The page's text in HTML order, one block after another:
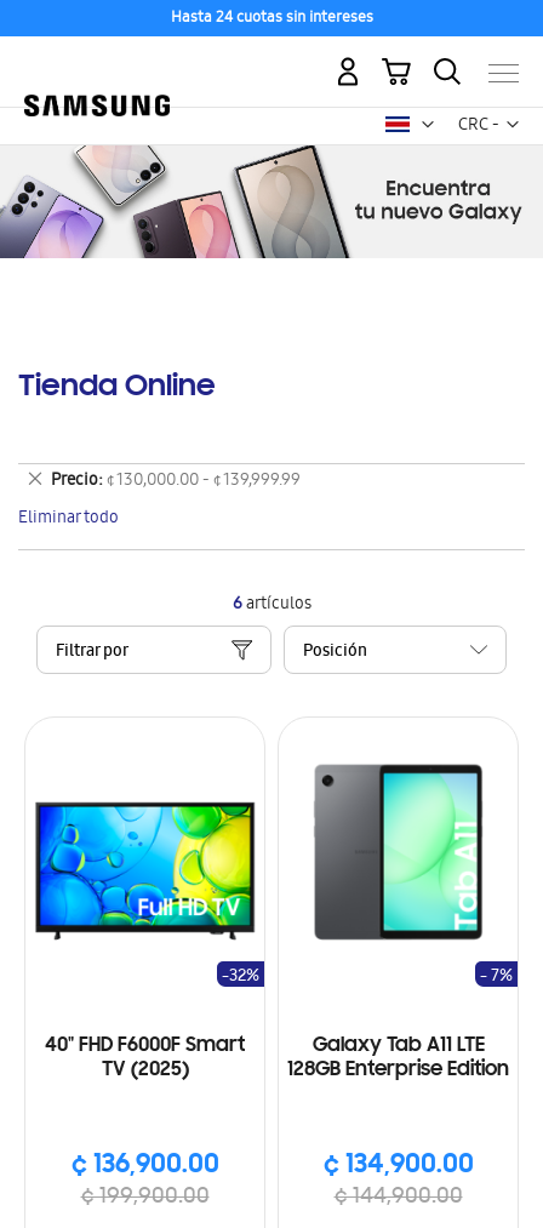
Hasta 24 cuotas sin intereses
CRC -
colón
Mi carrito
Tienda Online
6artículos
Filtrar por
40" FHD F6000F Smart
TV (2025)
¢ 136,900.00
¢ 199,900.00
-32%
Galaxy Tab A11 LTE
128GB Enterprise Edition
¢ 134,900.00
¢ 144,900.00
- 7%
Precio ¢ 130,000.00 - ¢ 139,999.99
Eliminar
este
artículo
Eliminar todo